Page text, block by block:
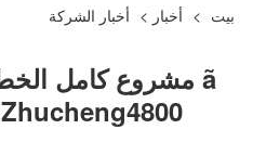
بيت > أخبار > أخبار الشركة
Zhucheng4800 يزرع مزرعة